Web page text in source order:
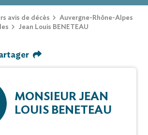
avis de décès
Auvergne-Rhône-Alpes
Jean Louis BENETEAU
MONSIEUR JEAN
LOUIS BENETEAU